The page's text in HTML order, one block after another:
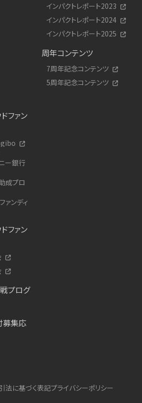
インパクトレポート2023
インパクトレポート2024
インパクトレポート2025
周年コンテンツ
7周年記念コンテンツ
5周年記念コンテンツ
ファン
ー銀行
成プロ
ァンディ
ファン
プログ
募集応
法に基づく表記プライバシーポリシー